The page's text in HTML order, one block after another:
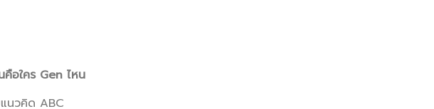
คือใคร Gen ไหน
นวคิด ABC